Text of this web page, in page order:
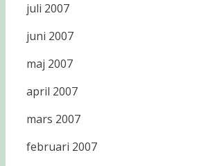
juli 2007
juni 2007
maj 2007
april 2007
mars 2007
februari 2007